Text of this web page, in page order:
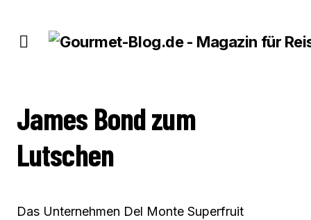
James Bond zum
Lutschen
Das Unternehmen Del Monte Superfruit